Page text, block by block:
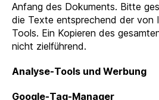
Anfang des Dokuments. Bitte
die Texte entsprechend der von
Tools. Ein Kopieren des
nicht zielführend.
Analyse-Tools und Werbung
Google-Tag-Manager